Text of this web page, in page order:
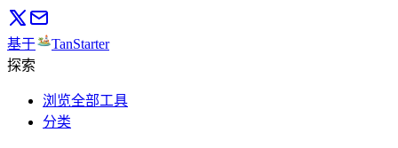
基于
TanStarter
探索
浏览全部工具
分类